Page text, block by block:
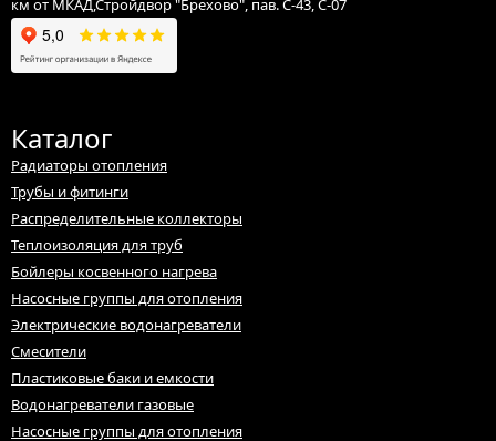
км от МКАД,Стройдвор "Брехово", пав. С-43, С-07
Каталог
Радиаторы отопления
Трубы и фитинги
Распределительные коллекторы
Теплоизоляция для труб
Бойлеры косвенного нагрева
Насосные группы для отопления
Электрические водонагреватели
Смесители
Пластиковые баки и емкости
Водонагреватели газовые
Насосные группы для отопления